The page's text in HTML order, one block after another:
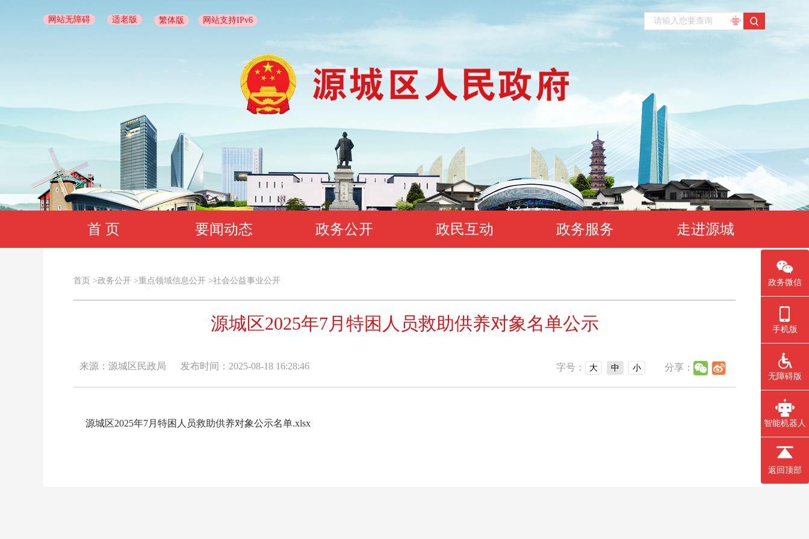
网站无障碍 适老版 繁体版 网站支持IPv6
首 页 要闻动态 政务公开 政民互动 政务服务 走进源城
首页 >政务公开 >重点领域信息公开 >社会公益事业公开
源城区2025年7月特困人员救助供养对象名单公示
来源：源城区民政局 发布时间：2025-08-18 16:28:46 字号： 大 中 小 分享：
源城区2025年7月特困人员救助供养对象公示名单.xlsx
政务微信
手机版
无障碍版
智能机器人
返回顶部